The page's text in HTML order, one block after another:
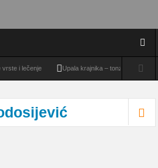
i lečenje Upala krajnika – tonzilitis